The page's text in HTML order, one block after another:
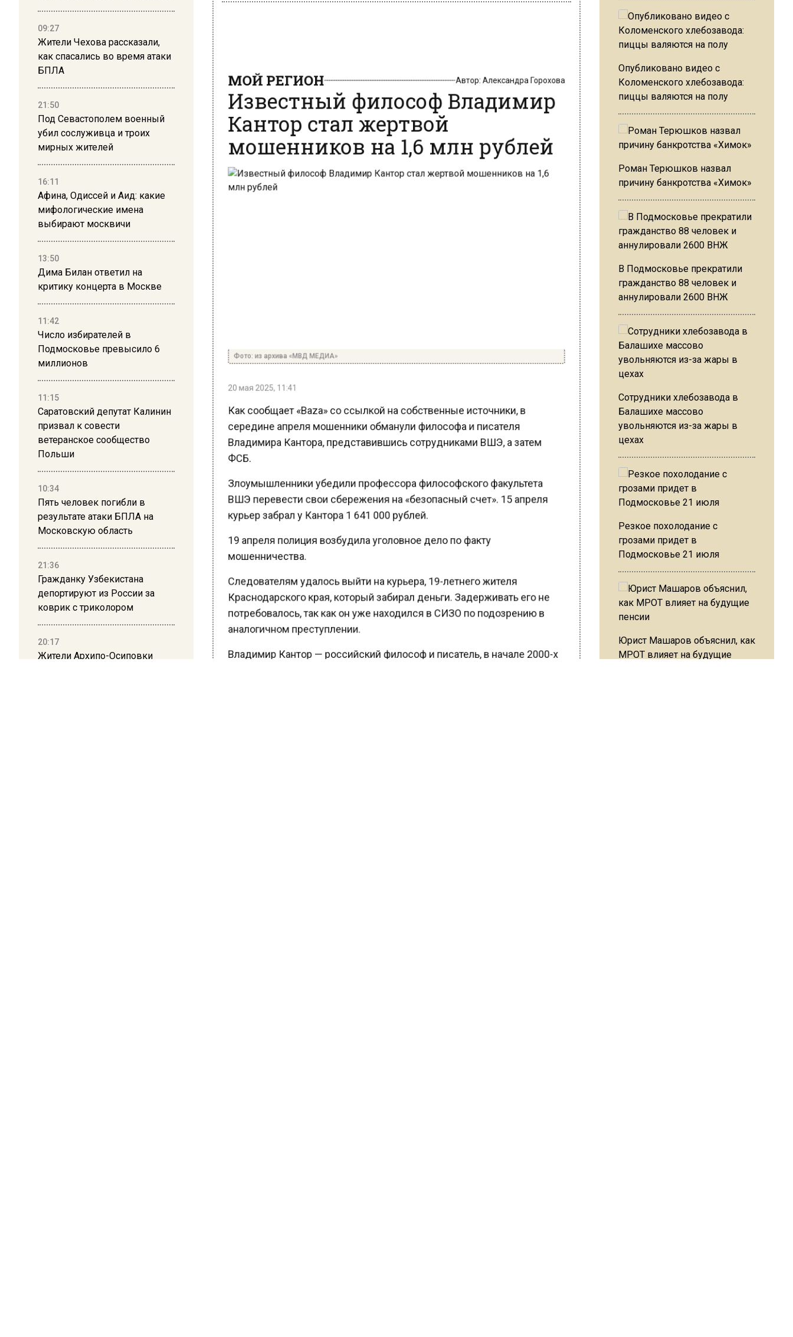
09:27
Жители Чехова рассказали,
как спасались во время атаки
БПЛА
21:50
Под Севастополем военный
убил сослуживца и троих
мирных жителей
16:11
Афина, Одиссей и Аид: какие
мифологические имена
выбирают москвичи
13:50
Дима Билан ответил на
критику концерта в Москве
11:42
Число избирателей в
Подмосковье превысило 6
миллионов
11:15
Саратовский депутат Калинин
призвал к совести
ветеранское сообщество
Польши
10:34
Пять человек погибли в
результате атаки БПЛА на
Московскую область
21:36
Гражданку Узбекистана
депортируют из России за
коврик с триколором
20:17
Жители Архипо-Осиповки
Известный философ Владимир
Кантор стал жертвой
мошенников на 1,6 млн рублей
Фото: из архива «МВД МЕДИА»
20 мая 2025, 11:41
Как сообщает «Baza» со ссылкой на собственные источники, в
середине апреля мошенники обманули философа и писателя
Владимира Кантора, представившись сотрудниками ВШЭ, а затем
ФСБ.
Злоумышленники убедили профессора философского факультета
ВШЭ перевести свои сбережения на «безопасный счет». 15 апреля
курьер забрал у Кантора 1 641 000 рублей.
19 апреля полиция возбудила уголовное дело по факту
мошенничества.
Следователям удалось выйти на курьера, 19-летнего жителя
Краснодарского края, который забирал деньги. Задерживать его не
потребовалось, так как он уже находился в СИЗО по подозрению в
аналогичном преступлении.
Владимир Кантор — российский философ и писатель, в начале 2000-х
Опубликовано видео с
Коломенского хлебозавода:
пиццы валяются на полу
Роман Терюшков назвал
причину банкротства «Химок»
В Подмосковье прекратили
гражданство 88 человек и
аннулировали 2600 ВНЖ
Сотрудники хлебозавода в
Балашихе массово
увольняются из-за жары в
цехах
Резкое похолодание с
грозами придет в
Подмосковье 21 июля
Юрист Машаров объяснил, как
МРОТ влияет на будущие